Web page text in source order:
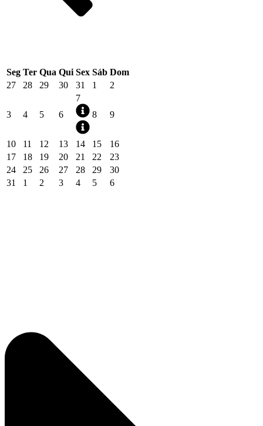
Seg Ter Qua Qui Sex Sáb Dom
27
28 29 30 31 1 2
3 4 5 6
7
8
9
10 11 12 13 14 15
16
17
18 19 20 21 22
23
24
25 26 27 28 29
30
31
1 2 3 4 5 6